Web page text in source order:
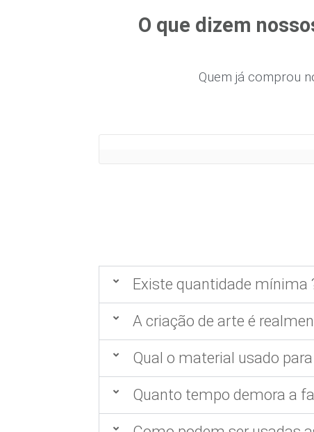
O que dizem
Quem já comprou
Existe quantidade mínima
A criação de arte é
Qual o material usado
Quanto tempo demora a